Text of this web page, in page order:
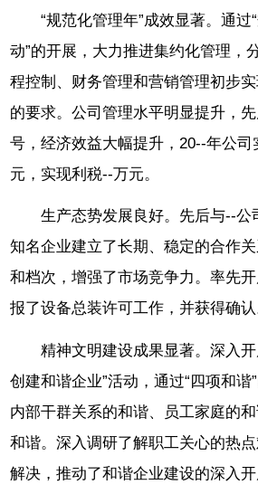
“规范化管理年”成效显著。通过
动”的开展，大力推进集约化管理，
程控制、财务管理和营销管理初步
的要求。公司管理水平明显提升，
号，经济效益大幅提升，20--年公
元，实现利税--万元。
生产态势发展良好。先后与--公
知名企业建立了长期、稳定的合作
和档次，增强了市场竞争力。率先
报了设备总装许可工作，并获得确认
精神文明建设成果显著。深入开
创建和谐企业”活动，通过“四项和谐
内部干群关系的和谐、员工家庭的
和谐。深入调研了解职工关心的热
解决，推动了和谐企业建设的深入开